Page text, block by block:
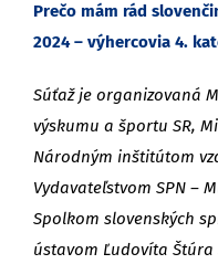
Prečo mám rád
2024 – výhercovia 4.
Súťaž je organizovaná
výskumu a športu SR,
Národným inštitútom
Vydavateľstvom SPN –
Spolkom slovenských
ústavom Ľudovíta Štúra